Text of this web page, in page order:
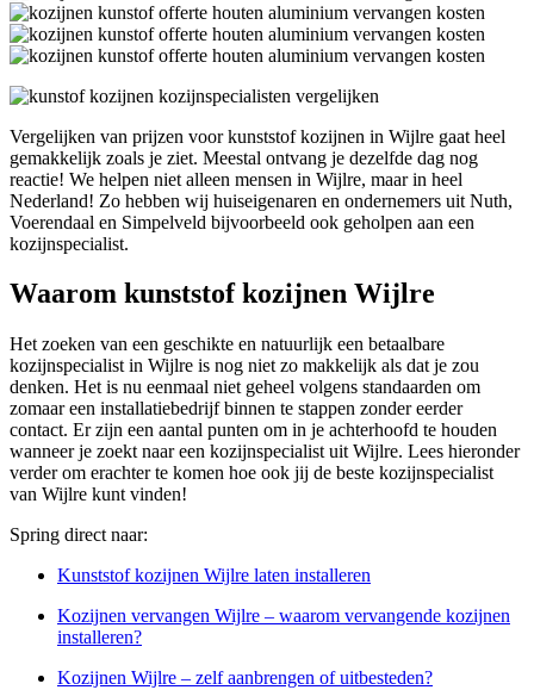
Vergelijken van prijzen voor kunststof kozijnen in Wijlre gaat heel
gemakkelijk zoals je ziet. Meestal ontvang je dezelfde dag nog
reactie! We helpen niet alleen mensen in Wijlre, maar in heel
Nederland! Zo hebben wij huiseigenaren en ondernemers uit Nuth,
Voerendaal en Simpelveld bijvoorbeeld ook geholpen aan een
kozijnspecialist.
Waarom kunststof kozijnen Wijlre
Het zoeken van een geschikte en natuurlijk een betaalbare
kozijnspecialist in Wijlre is nog niet zo makkelijk als dat je zou
denken. Het is nu eenmaal niet geheel volgens standaarden om
zomaar een installatiebedrijf binnen te stappen zonder eerder
contact. Er zijn een aantal punten om in je achterhoofd te houden
wanneer je zoekt naar een kozijnspecialist uit Wijlre. Lees hieronder
verder om erachter te komen hoe ook jij de beste kozijnspecialist
van Wijlre kunt vinden!
Spring direct naar:
Kunststof kozijnen Wijlre laten installeren
Kozijnen vervangen Wijlre – waarom vervangende kozijnen
installeren?
Kozijnen Wijlre – zelf aanbrengen of uitbesteden?